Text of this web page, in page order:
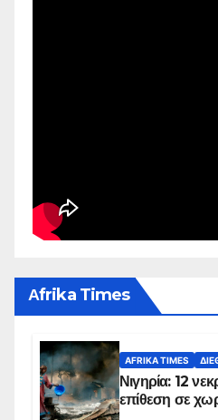
Αfrika Times
AFRIKA TIMES
Νιγηρία: 12
επίθεση σε